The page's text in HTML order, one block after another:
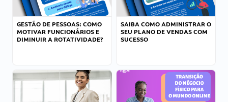
GESTÃO DE PESSOAS: COMO
MOTIVAR FUNCIONÁRIOS E
DIMINUIR A ROTATIVIDADE?
SAIBA COMO ADMINISTRAR O
SEU PLANO DE VENDAS COM
SUCESSO